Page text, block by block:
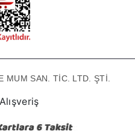
MUM SAN. TİC. LTD. ŞTİ.